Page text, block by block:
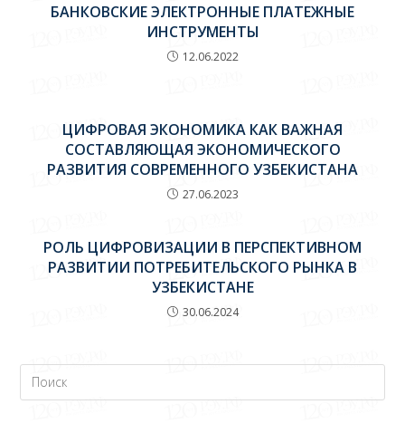
БАНКОВСКИЕ ЭЛЕКТРОННЫЕ ПЛАТЕЖНЫЕ
ИНСТРУМЕНТЫ
12.06.2022
ЦИФРОВАЯ ЭКОНОМИКА КАК ВАЖНАЯ
СОСТАВЛЯЮЩАЯ ЭКОНОМИЧЕСКОГО
РАЗВИТИЯ СОВРЕМЕННОГО УЗБЕКИСТАНА
27.06.2023
РОЛЬ ЦИФРОВИЗАЦИИ В ПЕРСПЕКТИВНОМ
РАЗВИТИИ ПОТРЕБИТЕЛЬСКОГО РЫНКА В
УЗБЕКИСТАНЕ
30.06.2024